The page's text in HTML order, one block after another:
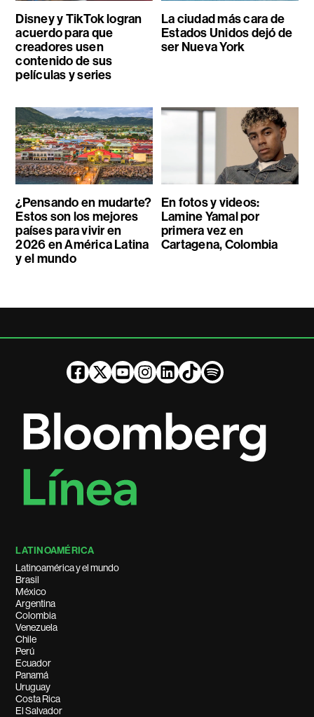
Disney y TikTok logran
acuerdo para que
creadores usen
contenido de sus
películas y series
La ciudad más cara de
Estados Unidos dejó de
ser Nueva York
¿Pensando en mudarte?
Estos son los mejores
países para vivir en
2026 en América Latina
y el mundo
En fotos y videos:
Lamine Yamal por
primera vez en
Cartagena, Colombia
LATINOAMÉRICA
Latinoamérica y el mundo
Brasil
México
Argentina
Colombia
Venezuela
Chile
Perú
Ecuador
Panamá
Uruguay
Costa Rica
El Salvador